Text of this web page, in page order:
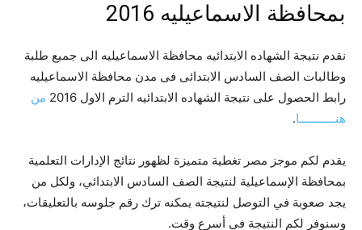
بمحافظة الاسماعيليه 2016
نقدم نتيجة الشهاده الابتدائيه محافظة الاسماعيليه الى جميع طلبة
وطالبات الصف السادس الابتدائى فى مدن محافظة الاسماعيليه
رابط الحصول على نتيجة الشهاده الابتدائيه الترم الاول 2016
من
هنـــــــــــا.
يقدم لكم موجز مصر تغطية متميزة لظهور نتائج الإدارات التعلمية
بمحافظة الإسماعيلية لنتيجة الصف السادس الابتدائي، ولكل من
يجد صعوبة في التوصل لنتيجته يمكنه ترك رقم جلوسه بالتعليقات،
وسنوفر لكم النتيجة في أسرع وقت.